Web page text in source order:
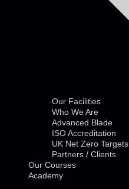
Our Facilities
Who We Are
Advanced Blade
ISO Accreditation
UK Net Zero Targets
Partners / Clients
Our Courses
Academy